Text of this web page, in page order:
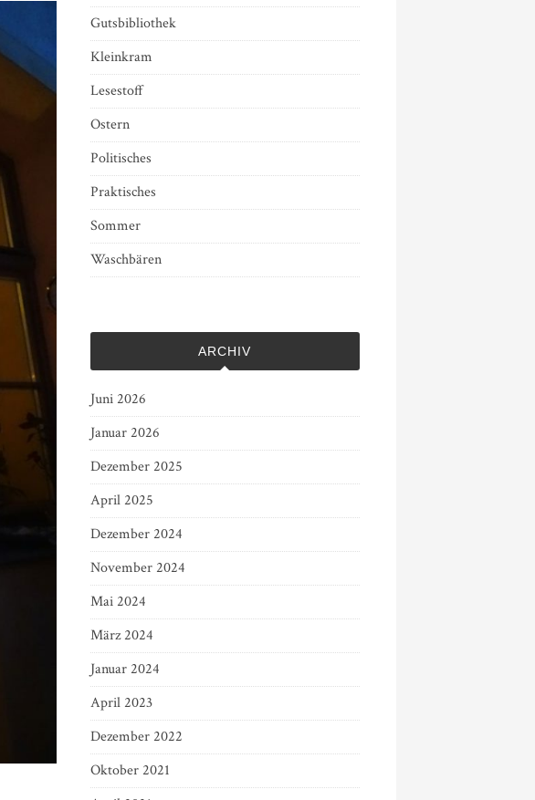
Gutsbibliothek
Kleinkram
Lesestoff
Ostern
Politisches
Praktisches
Sommer
Waschbären
ARCHIV
Juni 2026
Januar 2026
Dezember 2025
April 2025
Dezember 2024
November 2024
Mai 2024
März 2024
Januar 2024
April 2023
Dezember 2022
Oktober 2021